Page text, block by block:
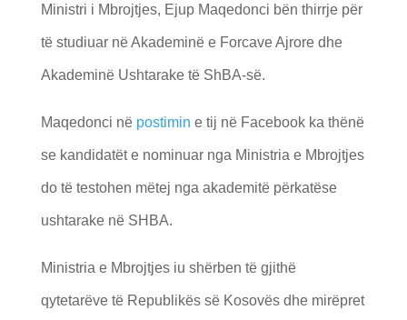
Ministri i Mbrojtjes, Ejup Maqedonci bën thirrje për
të studiuar në Akademinë e Forcave Ajrore dhe
Akademinë Ushtarake të ShBA-së.
Maqedonci në postimin e tij në Facebook ka thënë
se kandidatët e nominuar nga Ministria e Mbrojtjes
do të testohen mëtej nga akademitë përkatëse
ushtarake në SHBA.
Ministria e Mbrojtjes iu shërben të gjithë
qytetarëve të Republikës së Kosovës dhe mirëpret